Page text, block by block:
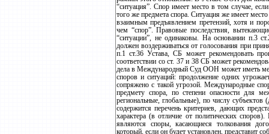
“ситуация”. Спор имеет место в том случае,
того же предмета спора. Ситуация же имеет место
взаимным предъявлением претензий, хотя и
чем “спор”. Правовые последствия,
“ситуации”, не одинаковы. На основании п.3
должен воздерживаться от голосования при
п.1 ст.36 Устава, СБ может рекомендовать
соответствии со ст. 37 и 38 СБ может
дела в Международный Суд ООН может иметь
споров и ситуаций: продолжение одних
сопряжено с такой угрозой. Международные
предмету спора, по степени опасности для
региональные, глобальные), по числу
содержится перечень критериев, дающих
характера (в отличие от политических
являются споры, касающиеся толкования
который, если он будет установлен, представит